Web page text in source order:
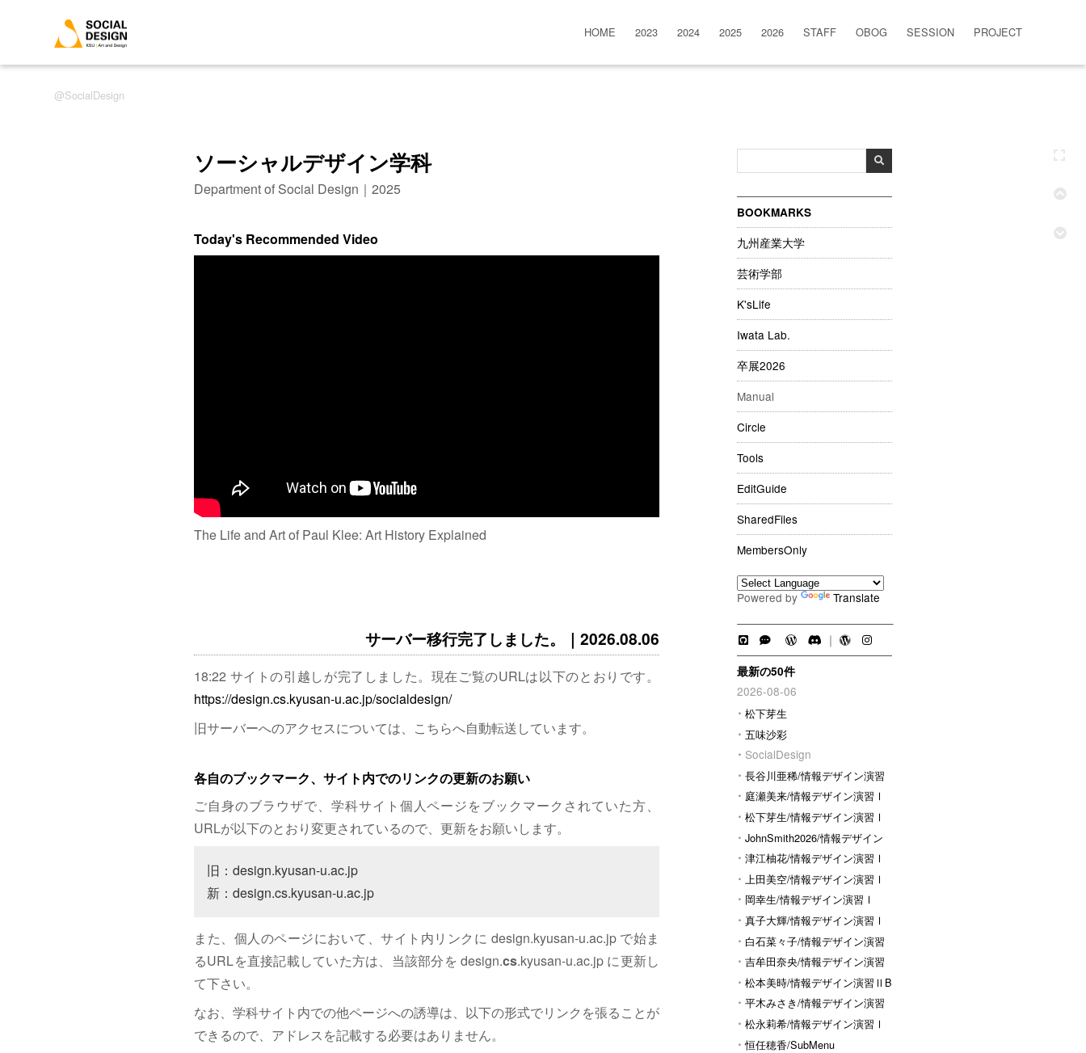
SocialDesign
HOME 2023 2024 2025 2026 STAFF OBOG SESSION PROJECT
BOOKMARKS
九州産業大学
芸術学部
K'sLife
Iwata Lab.
卒展2026
Manual
Circle
Tools
EditGuide
SharedFiles
MembersOnly
Powered by Translate
｜
最新の50件
2026-08-06
松下芽生
五味沙彩
SocialDesign
長谷川亜稀/情報デザイン演習
Ⅰ 庭瀬美来/情報デザイン演習Ⅰ
松下芽生/情報デザイン演習Ⅰ
JohnSmith2026/情報デザイン
演習I
津江柚花/情報デザイン演習Ⅰ
上田美空/情報デザイン演習Ⅰ
岡幸生/情報デザイン演習Ⅰ
真子大輝/情報デザイン演習Ⅰ
白石菜々子/情報デザイン演習
Ⅰ 吉牟田奈央/情報デザイン演習
Ⅰ 松本美時/情報デザイン演習ⅡB
平木みさき/情報デザイン演習
Ⅰ 松永莉希/情報デザイン演習Ⅰ
恒任穂香/SubMenu
ソーシャルデザイン学科
Department of Social Design｜2025
Today's Recommended Video
The Life and Art of Paul Klee: Art History Explained
サーバー移行完了しました。｜2026.08.06
18:22 サイトの引越しが完了しました。現在ご覧のURLは以下のとおりです。
https://design.cs.kyusan-u.ac.jp/socialdesign/
旧サーバーへのアクセスについては、こちらへ自動転送しています。
各自のブックマーク、サイト内でのリンクの更新のお願い
ご自身のブラウザで、学科サイト個人ページをブックマークされていた方、
URLが以下のとおり変更されているので、更新をお願いします。
旧：design.kyusan-u.ac.jp
新：design.cs.kyusan-u.ac.jp
また、個人のページにおいて、サイト内リンクに design.kyusan-u.ac.jp で始ま
るURLを直接記載していた方は、当該部分を design.cs.kyusan-u.ac.jp に更新し
て下さい。
なお、学科サイト内での他ページへの誘導は、以下の形式でリンクを張ることが
できるので、アドレスを記載する必要はありません。